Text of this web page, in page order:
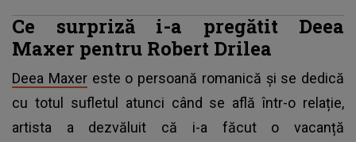
Ce surpriză i-a pregătit Deea
Maxer pentru Robert Drilea
Deea Maxereste o persoană romanică și se dedică
cu totul sufletul atunci când se află într-o relație,
artista a dezvăluit că i-a făcut o vacanță